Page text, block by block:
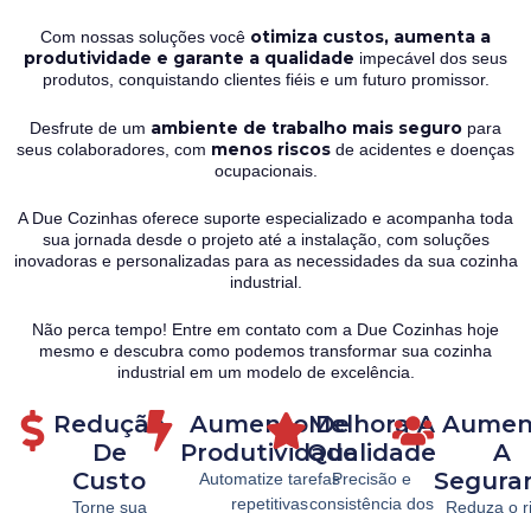
Com nossas soluções você otimiza custos, aumenta a
produtividade e garante a qualidade impecável dos seus
produtos, conquistando clientes fiéis e um futuro promissor.
Desfrute de um ambiente de trabalho mais seguro para
seus colaboradores, com menos riscos de acidentes e doenças
ocupacionais.
A Due Cozinhas oferece suporte especializado e acompanha toda
sua jornada desde o projeto até a instalação, com soluções
inovadoras e personalizadas para as necessidades da sua cozinha
industrial.
Não perca tempo! Entre em contato com a Due Cozinhas hoje
mesmo e descubra como podemos transformar sua cozinha
industrial em um modelo de excelência.
Redução
De
Custo
Torne sua
Aumento De
Produtividade
Automatize tarefas
repetitivas
Melhora A
Qualidade
Precisão e
consistência dos
A
Reduza o